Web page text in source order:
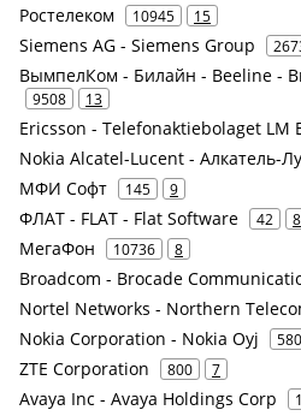
Ростелеком 10945 15
Siemens AG - Siemens Group
ВымпелКом - Билайн - Beeline -
9508 13
Ericsson - Telefonaktiebolaget LM
Nokia Alcatel-Lucent - Алкатель-
МФИ Софт 145 9
ФЛАТ - FLAT - Flat Software 42 8
МегаФон 10736 8
Broadcom - Brocade
Nortel Networks - Northern
Nokia Corporation - Nokia Oyj
ZTE Corporation 800 7
Avaya Inc - Avaya Holdings Corp